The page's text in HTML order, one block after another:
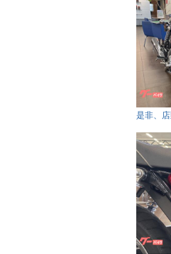
是非、